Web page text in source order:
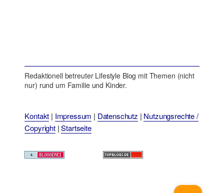
Redaktionell betreuter Lifestyle Blog mit Themen (nicht
nur) rund um Familie und Kinder.
Kontakt | Impressum | Datenschutz | Nutzungsrechte /
Copyright|Startseite